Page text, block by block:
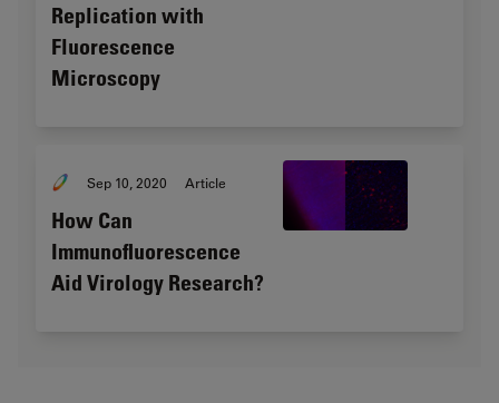
Replication with
Fluorescence
Microscopy
Sep 10, 2020 Article
How Can
Immunofluorescence
Aid Virology Research?